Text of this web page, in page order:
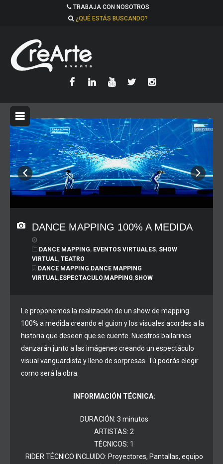
TRABAJA CON NOSOTROS
¿QUÉ ESTÁS BUSCANDO?
DANCE MAPPING 100% A MEDIDA
DANCE MAPPING, EVENTOS VIRTUALES, SHOW
VIRTUAL, TEATRO
DANCE MAPPING,DANCE MAPPING
VIRTUAL,ESPECTACULO,MAPPING,SHOW
Le proponemos la realización de un show de mapping
100% a medida creando el guion y los visuales acordes a la
historia que deseen que se cuente. Nuestros bailarines
danzarán junto a las imágenes creando un espectáculo
visual vanguardista y lleno de sorpresas. Tú podrás elegir
como será la obra.
INFORMACIÓN TÉCNICA:
DURACIÓN: 3 minutos
ARTISTAS: 2
TÉCNICOS: 1
RIDER TÉCNICO INCLUIDO: Proyectores, Pantallas, equipo